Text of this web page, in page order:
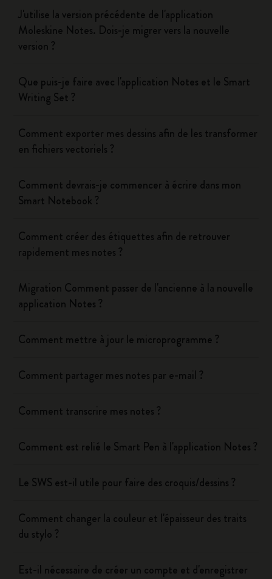
J'utilise la version précédente de l'application
Moleskine Notes. Dois-je migrer vers la nouvelle
version ?
Que puis-je faire avec l'application Notes et le Smart
Writing Set ?
Comment exporter mes dessins afin de les transformer
en fichiers vectoriels ?
Comment devrais-je commencer à écrire dans mon
Smart Notebook ?
Comment créer des étiquettes afin de retrouver
rapidement mes notes ?
Migration Comment passer de l'ancienne à la nouvelle
application Notes ?
Comment mettre à jour le microprogramme ?
Comment partager mes notes par e-mail ?
Comment transcrire mes notes ?
Comment est relié le Smart Pen à l'application Notes ?
Le SWS est-il utile pour faire des croquis/dessins ?
Comment changer la couleur et l'épaisseur des traits
du stylo ?
Est-il nécessaire de créer un compte et d'enregistrer